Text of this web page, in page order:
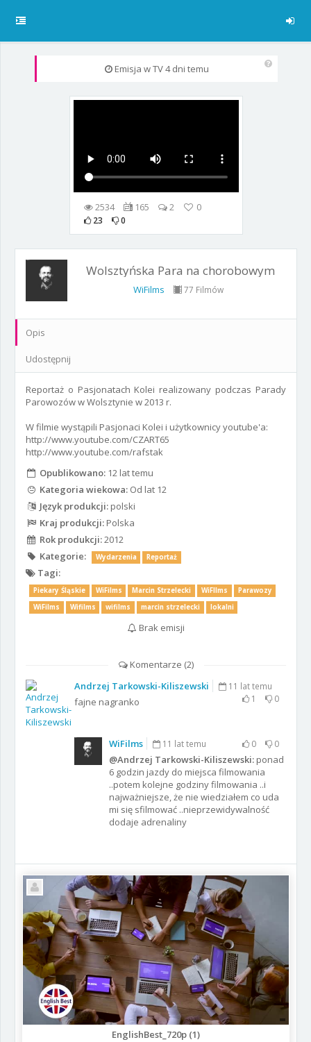
Emisja w TV4 dni temu
2534 165 2 0
23 0
Wolsztyńska Para na chorobowym
WiFilms 77 Filmów
Opis
Udostępnij
Reportaż o Pasjonatach Kolei realizowany podczas Parady
Parowozów w Wolsztynie w 2013 r.
W filmie wystąpili Pasjonaci Kolei i użytkownicy youtube'a:
http://www.youtube.com/CZART65
http://www.youtube.com/rafstak
Opublikowano: 12 lat temu
Kategoria wiekowa:Od lat 12
Język produkcji:polski
Kraj produkcji:Polska
Rok produkcji:2012
Kategorie:
Wydarzenia Reportaż
Tagi:
Piekary Śląskie WiFilms Marcin Strzelecki WiFIlms
Parawozy
WiFilms
Wifilms wifilms marcin strzelecki lokalni
Brak emisji
Komentarze (2)
Andrzej Tarkowski-Kiliszewski
11 lat temu
1
0
fajne nagranko
WiFilms 11 lat temu 0 0
@Andrzej Tarkowski-Kiliszewski: ponad
6 godzin jazdy do miejsca filmowania
..potem kolejne godziny filmowania ..i
najważniejsze, że nie wiedziałem co uda
mi się sfilmować ..nieprzewidywalność
dodaje adrenaliny
EnglishBest_720p (1)